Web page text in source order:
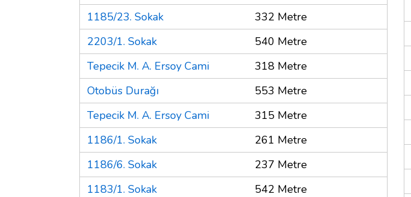
1185/23. Sokak
332 Metre
2203/1. Sokak
540 Metre
Tepecik M. A. Ersoy Cami
318 Metre
Otobüs Durağı
553 Metre
Tepecik M. A. Ersoy Cami
315 Metre
1186/1. Sokak
261 Metre
1186/6. Sokak
237 Metre
1183/1. Sokak
542 Metre